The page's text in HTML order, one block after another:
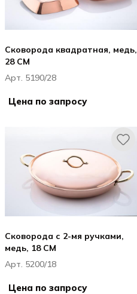
Сковорода квадратная, медь,
28 CM
Арт. 5190/28
Цена по запросу
Сковорода с 2-мя ручками,
медь, 18 CM
Арт. 5200/18
Цена по запросу